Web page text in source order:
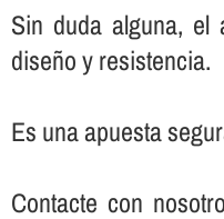
Sin duda alguna, el
diseño y resistencia.
Es una apuesta
Contacte con